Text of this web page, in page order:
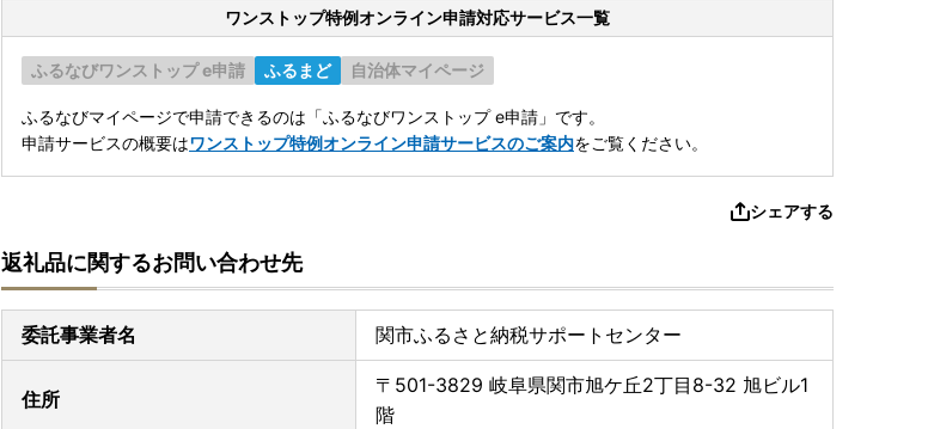
ワンストップ特例オンライン申請対応サービス一覧
ふるなびワンストップ e申請 ふるまど 自治体マイページ
ふるなびマイページで申請できるのは「ふるなびワンストップ e申請」です。
申請サービスの概要はワンストップ特例オンライン申請サービスのご案内をご覧ください。
シェアする
返礼品に関するお問い合わせ先
委託事業者名 関市ふるさと納税サポートセンター
住所
〒501-3829 岐阜県関市旭ケ丘2丁目8-32 旭ビル1
階